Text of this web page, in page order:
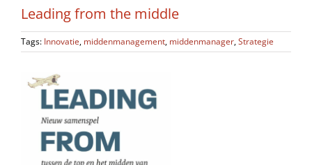
Leading from the middle
Tags: Innovatie, middenmanagement, middenmanager,Strategie